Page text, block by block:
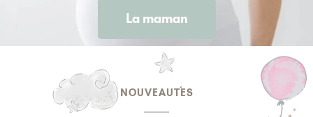
La maman
NOUVEAUTÉS